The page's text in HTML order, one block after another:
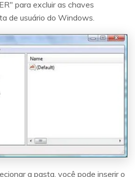
para excluir as chaves
de usuário do Windows.
a pasta, você pode inserir o